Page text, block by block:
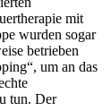
mit
wurden sogar
betrieben
um an das
tun. Der